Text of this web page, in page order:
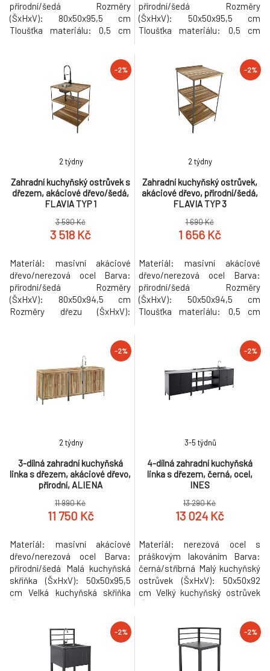
přírodní/šedá Rozměry
(ŠxHxV): 80x50x95,5 cm
Tloušťka materiálu: 0,5 cm
S úchyty Barva úchytek: černá
Navržena pro venkovní použití
Ideální řešení k bazénu, na
zahradu, na terasu nebo do
altánku Stabilní rám odolný
přírodní/šedá Rozměry
(ŠxHxV): 50x50x95,5 cm
Tloušťka materiálu: 0,5 cm
kg S úchyty Barva úchytek:
černá Navržena pro venkovní
použití Ideální řešení k bazénu,
na zahradu, na terasu nebo do
altánku Stabilní rám odolný
-2%
Zahradní kuchyňský ostrůvek s
dřezem, akáciové dřevo/šedá,
FLAVIA TYP 1
2 týdny
3 590 Kč
3 518 Kč
Materiál: masivní akáciové
dřevo/nerezová ocel Barva:
přírodní/šedá Rozměry
(ŠxHxV): 80x50x94,5 cm
Rozměry dřezu (ŠxHxV):
Tloušťka materiálu: 0,5 cm
Nosnost: 20 kg S policemi
Nosnost police: 10 kg S
dřezem Rektifikační šrouby na
nohou Navržen pro venkovní
použití Ideální řešení k bazénu,
-2%
Zahradní kuchyňský ostrůvek,
akáciové dřevo, přírodní/šedá,
FLAVIA TYP 3
2 týdny
1 690 Kč
1 656 Kč
Materiál: masivní akáciové
dřevo/nerezová ocel Barva:
přírodní/šedá Rozměry
(ŠxHxV): 50x50x94,5 cm
Tloušťka materiálu: 0,5 cm
Rektifikační šrouby na nohou
Navržen pro venkovní použití
Ideální řešení k bazénu, na
zahradu, na terasu nebo do
altánku Stabilní rám odolný
-2%
3-dílná zahradní kuchyňská
linka s dřezem, akáciové dřevo,
přírodní, ALIENA
2 týdny
11 990 Kč
11 750 Kč
Materiál: masivní akáciové
dřevo/nerezová ocel Barva:
přírodní/šedá Malá kuchyňská
skříňka (ŠxHxV): 50x50x95,5
cm Velká kuchyňská skříňka
(ŠxHxV): 80x50x95,5 cm
Rozměry dřezu (ŠxHxV):
38x33x17 cm Vnitřní rozměry
dřezu (ŠxHxV): 30x26 cm
-2%
4-dílná zahradní kuchyňská
linka s dřezem, černá, ocel,
INES
3-5 týdnů
13 290 Kč
13 024 Kč
Materiál: nerezová ocel s
práškovým lakováním Barva:
černá/stříbrná Malý kuchyňský
ostrůvek (ŠxHxV): 50x50x92
cm Velký kuchyňský ostrůvek
80x50x92 cm Kuchyňská
skříňka s dřezem (ŠxHxV):
80x50x92 cm Rozměry dřezu
(ŠxHxV): 38x33x17,5 cm Vnitřní
-2% -2%